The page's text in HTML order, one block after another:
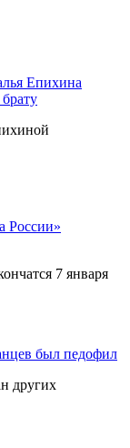
Епихина
России»
7 января
был педофил
других